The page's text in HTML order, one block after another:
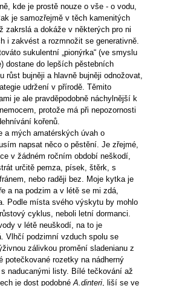
kde je prostě nouze o vše - o vodu,
je samozřejmě v těch kamenitých
zakrslá a dokáže v některých pro ni
i zakvést a rozmnožit se generativně.
sukulentní „pionýrka“ (ve smyslu
dostane do lepších pěstebních
růst bujněji a hlavně bujněji odnožovat,
udržení v přírodě. Těmito
je ale pravděpodobně náchylnější k
protože má při nepozornosti
kořenů.
a mých amatérských úvah o
napsat něco o pěstění. Je zřejmé,
v žádném ročním období neškodí,
určitě pemza, písek, štěrk, s
nebo raději bez. Moje kytka je
a na podzim a v létě se mi zdá,
Podle místa svého výskytu by mohlo
cyklus, neboli letní dormanci.
v létě neuškodí, na to je
Vlhčí podzimní vzduch spolu se
zálivkou promění sladenianu z
potečkované rozetky na nádherný
naducanými listy. Bílé tečkování až
je dost podobnéA.dinteri, liší se ve